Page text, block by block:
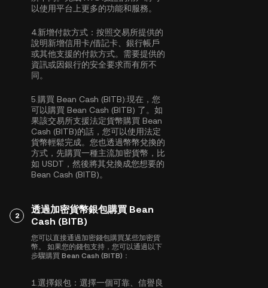
以使用平台上更多的功能和服務。
4.新增付款方式： 按照交易所提供的
說明新增信用卡/借記卡、銀行帳戶
或其他支援的付款方式。需要提供的
資訊或因銀行的安全要求而有所不
同。
5. 購買 Bean Cash (BITB):現在，您
可以購買 Bean Cash (BITB) 了。如
果該交易所支援法定貨幣購買 Bean
Cash (BITB)的話，您可以使用法定
貨幣輕鬆完成。您也透過幣幣兌換的
方式，先購買一種主流加密貨幣，比
如 USDT ，然後將其兌換成您想要的
Bean Cash (BITB)。
2
透過加密貨幣銀包購買 Bean
Cash (BITB)
您可以直接通過加密錢包購買某些加密貨
幣。 如果您的錢包支持，您可以通過以下
步驟購買 Bean Cash (BITB)：
1. 選擇銀包： 選擇一個可靠、信譽良